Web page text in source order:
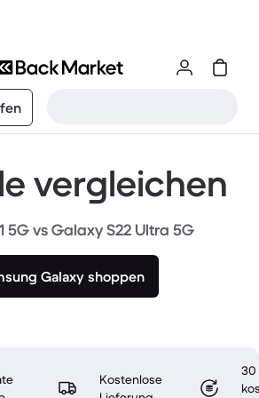
vergleichen
5G vs Galaxy S22 Ultra 5G
Galaxy shoppen
Kostenlose
30